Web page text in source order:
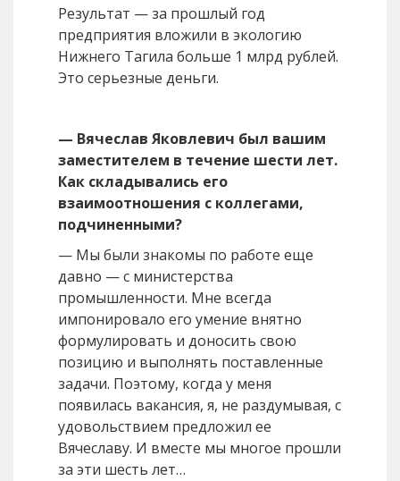
Результат — за прошлый год
предприятия вложили в экологию
Нижнего Тагила больше 1 млрд рублей.
Это серьезные деньги.
— Вячеслав Яковлевич был вашим
заместителем в течение шести лет.
Как складывались его
взаимоотношения с коллегами,
подчиненными?
— Мы были знакомы по работе еще
давно — с министерства
промышленности. Мне всегда
импонировало его умение внятно
формулировать и доносить свою
позицию и выполнять поставленные
задачи. Поэтому, когда у меня
появилась вакансия, я, не раздумывая, с
удовольствием предложил ее
Вячеславу. И вместе мы многое прошли
за эти шесть лет…